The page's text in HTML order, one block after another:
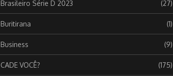
Brasileiro Série D 2023 (27)
Buritirana (1)
Business (9)
CADE VOCÊ? (175)